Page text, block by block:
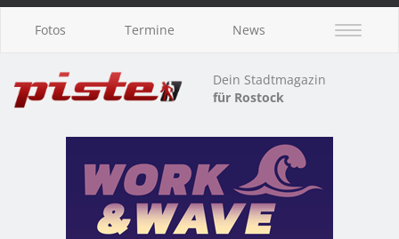
Fotos Termine News
Dein Stadtmagazin
für Rostock